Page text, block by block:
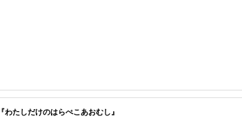
たしだけのはらぺこあおむし』